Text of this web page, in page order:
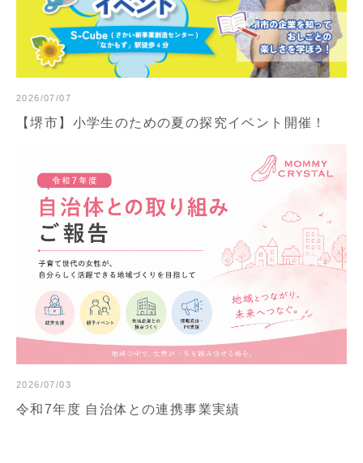
2026/07/07
【堺市】小学生のための夏の探究イベント開催！
2026/07/03
令和7年度 自治体との連携事業実績